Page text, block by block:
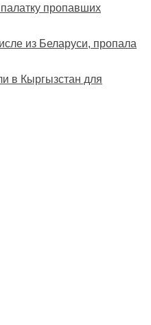
пропавших
из Беларуси, пропала
в Кыргызстан для